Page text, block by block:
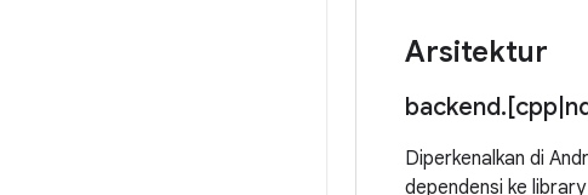
Arsitektur
backend. [cpp
Diperkenalkan di
dependensi ke